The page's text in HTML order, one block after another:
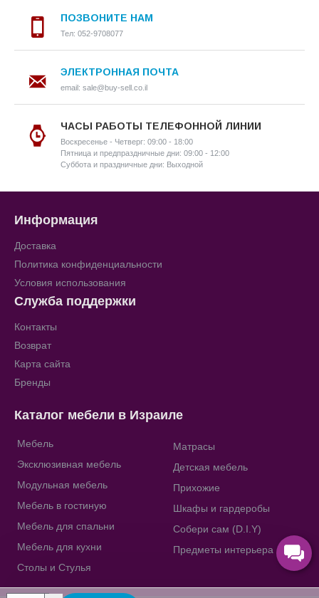
ПОЗВОНИТЕ НАМ
Тел: 052-9708077
ЭЛЕКТРОННАЯ ПОЧТА
email: sale@buy-sell.co.il
ЧАСЫ РАБОТЫ ТЕЛЕФОННОЙ ЛИНИИ
Воскресенье - Четверг: 09:00 - 18:00
Пятница и предпраздничные дни: 09:00 - 12:00
Суббота и праздничные дни: Выходной
Информация
Доставка
Политика конфиденциальности
Условия использования
Служба поддержки
Контакты
Возврат
Карта сайта
Бренды
Каталог мебели в Израиле
Мебель
Эксклюзивная мебель
Модульная мебель
Мебель в гостиную
Мебель для спальни
Мебель для кухни
Столы и Стулья
Матрасы
Детская мебель
Прихожие
Шкафы и гардеробы
Собери сам (D.I.Y)
Предметы интерьера